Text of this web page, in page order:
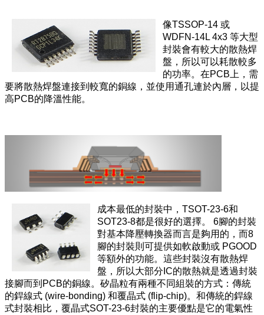
像TSSOP-14 或
WDFN-14L 4x3 等大型
封裝會有較大的散熱焊
盤，所以可以耗散較多
的功率。在PCB上，需
要將散熱焊盤連接到較寬的銅線，並使用通孔連於內層，以提
高PCB的降溫性能。
成本最低的封裝中，TSOT-23-6和
SOT23-8都是很好的選擇。 6腳的封裝
對基本降壓轉換器而言是夠用的，而8
腳的封裝則可提供如軟啟動或 PGOOD
等額外的功能。這些封裝沒有散熱焊
盤，所以大部分IC的散熱就是透過封裝
接腳而到PCB的銅線。矽晶粒有兩種不同組裝的方式：傳統
的銲線式 (wire-bonding) 和覆晶式 (flip-chip)。和傳統的銲線
式封裝相比，覆晶式SOT-23-6封裝的主要優點是它的電氣性